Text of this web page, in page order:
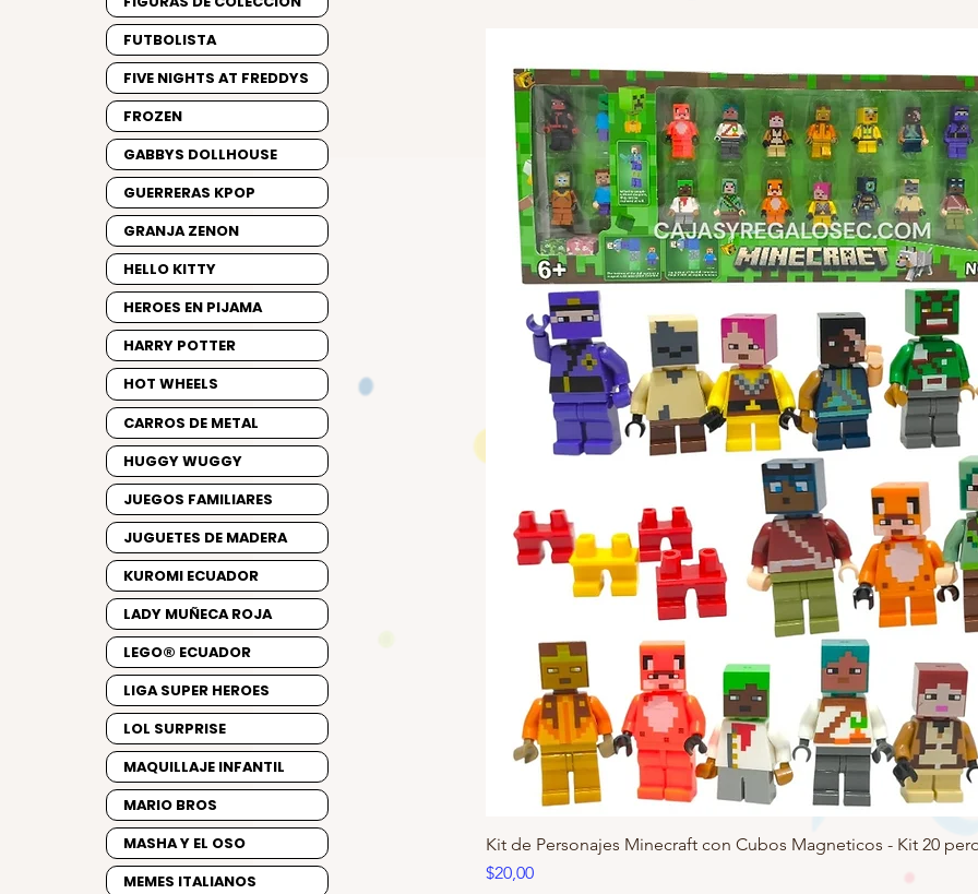
Kit de Personajes Minecraft con Cubos Magneticos - Kit 20
Precio
$20,00
FUTBOLISTA
FIVE NIGHTS AT FREDDYS
FROZEN
GABBYS DOLLHOUSE
GUERRERAS KPOP
GRANJA ZENON
HELLO KITTY
HEROES EN PIJAMA
HARRY POTTER
HOT WHEELS
CARROS DE METAL
HUGGY WUGGY
JUEGOS FAMILIARES
JUGUETES DE MADERA
KUROMI ECUADOR
LADY MUÑECA ROJA
LEGO® ECUADOR
LIGA SUPER HEROES
LOL SURPRISE
MAQUILLAJE INFANTIL
MARIO BROS
MASHA Y EL OSO
MEMES ITALIANOS